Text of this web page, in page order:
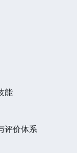
能
评价体系